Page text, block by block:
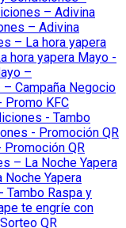
– Adivina
– Adivina
– La hora yapera
hora yapera Mayo -
–
Campaña Negocio
Promo KFC
- Tambo
- Promoción QR
QR
– La Noche Yapera
Yapera
Tambo Raspa y
te engríe con
QR